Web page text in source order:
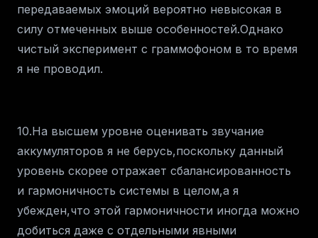
передаваемых эмоций вероятно невысокая в
силу отмеченных выше особенностей.Однако
чистый эксперимент с граммофоном в то время
я не проводил.
10.На высшем уровне оценивать звучание
аккумуляторов я не берусь,поскольку данный
уровень скорее отражает сбалансированность
и гармоничность системы в целом,а я
убежден,что этой гармоничности иногда можно
добиться даже с отдельными явными